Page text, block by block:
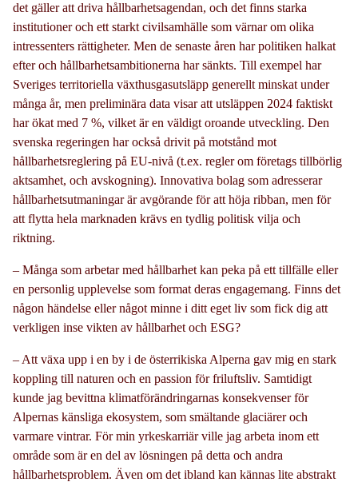
det gäller att driva hållbarhetsagendan, och det finns starka
institutioner och ett starkt civilsamhälle som värnar om olika
intressenters rättigheter. Men de senaste åren har politiken halkat
efter och hållbarhetsambitionerna har sänkts. Till exempel har
Sveriges territoriella växthusgasutsläpp generellt minskat under
många år, men preliminära data visar att utsläppen 2024 faktiskt
har ökat med 7 %, vilket är en väldigt oroande utveckling. Den
svenska regeringen har också drivit på motstånd mot
hållbarhetsreglering på EU-nivå (t.ex. regler om företags tillbörlig
aktsamhet, och avskogning). Innovativa bolag som adresserar
hållbarhetsutmaningar är avgörande för att höja ribban, men för
att flytta hela marknaden krävs en tydlig politisk vilja och
riktning.
– Många som arbetar med hållbarhet kan peka på ett tillfälle eller
en personlig upplevelse som format deras engagemang. Finns det
någon händelse eller något minne i ditt eget liv som fick dig att
verkligen inse vikten av hållbarhet och ESG?
– Att växa upp i en by i de österrikiska Alperna gav mig en stark
koppling till naturen och en passion för friluftsliv. Samtidigt
kunde jag bevittna klimatförändringarnas konsekvenser för
Alpernas känsliga ekosystem, som smältande glaciärer och
varmare vintrar. För min yrkeskarriär ville jag arbeta inom ett
område som är en del av lösningen på detta och andra
hållbarhetsproblem. Även om det ibland kan kännas lite abstrakt